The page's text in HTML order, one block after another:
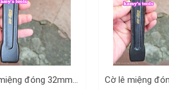
Cờ lê miệng đóng 32mm DIN133 Clip-On CLO-932032